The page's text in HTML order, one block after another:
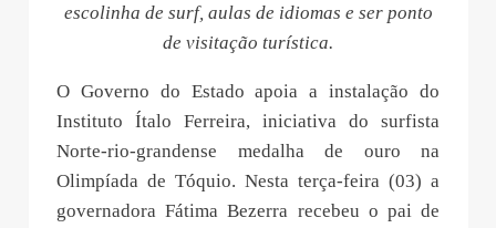
escolinha de surf, aulas de idiomas e ser ponto
de visitação turística.
O Governo do Estado apoia a instalação do
Instituto Ítalo Ferreira, iniciativa do surfista
Norte-rio-grandense medalha de ouro na
Olimpíada de Tóquio. Nesta terça-feira (03) a
governadora Fátima Bezerra recebeu o pai de